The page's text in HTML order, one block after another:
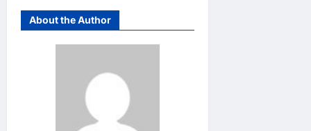
About the Author